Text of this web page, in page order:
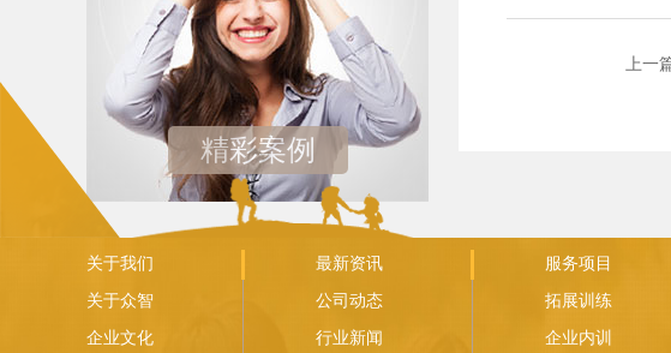
精彩案例
上一
关于我们
关于众智
企业文化
最新资讯
公司动态
行业新闻
服务项目
拓展训练
企业内训